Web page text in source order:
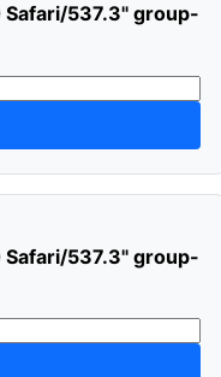
537.3" group-
537.3" group-